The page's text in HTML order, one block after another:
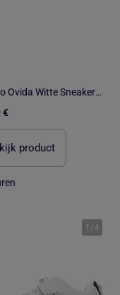
Umbro Ovida Witte Sneakers voor Jongens
€
product
1 /4